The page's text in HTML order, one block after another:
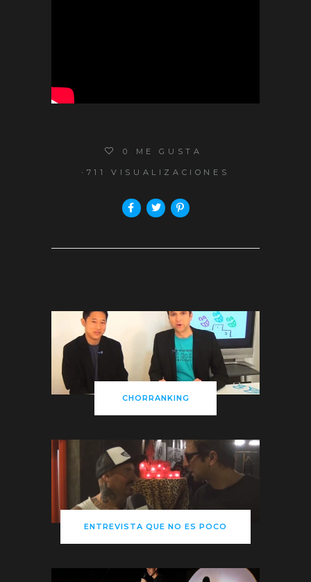
0 ME GUSTA
711 VISUALIZACIONES
CHORRANKING
ENTREVISTA QUE NO ES POCO